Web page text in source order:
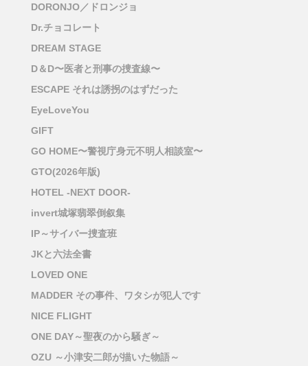
DORONJO／ドロンジョ
Dr.チョコレート
DREAM STAGE
D＆D〜医者と刑事の捜査線〜
ESCAPE それは誘拐のはずだった
EyeLoveYou
GIFT
GO HOME〜警視庁身元不明人相談室〜
GTO(2026年版)
HOTEL -NEXT DOOR-
invert城塚翡翠倒叙集
IP～サイバー捜査班
JKと六法全書
LOVED ONE
MADDER その事件、ワタシが犯人です
NICE FLIGHT
ONE DAY～聖夜のから騒ぎ～
OZU ～小津安二郎が描いた物語～